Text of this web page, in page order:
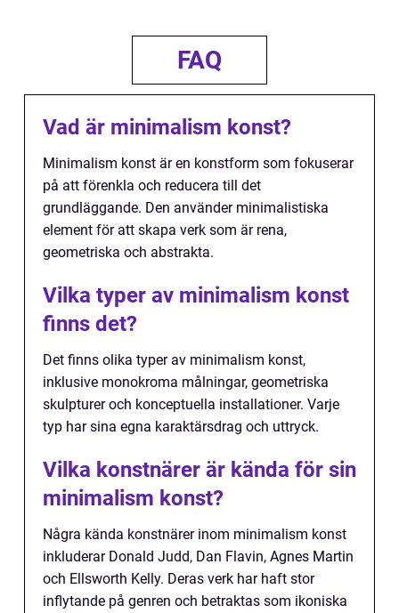
FAQ
Vad är minimalism konst?
Minimalism konst är en konstform som fokuserar
på att förenkla och reducera till det
grundläggande. Den använder minimalistiska
element för att skapa verk som är rena,
geometriska och abstrakta.
Vilka typer av minimalism konst
finns det?
Det finns olika typer av minimalism konst,
inklusive monokroma målningar, geometriska
skulpturer och konceptuella installationer. Varje
typ har sina egna karaktärsdrag och uttryck.
Vilka konstnärer är kända för sin
minimalism konst?
Några kända konstnärer inom minimalism konst
inkluderar Donald Judd, Dan Flavin, Agnes Martin
och Ellsworth Kelly. Deras verk har haft stor
inflytande på genren och betraktas som ikoniska